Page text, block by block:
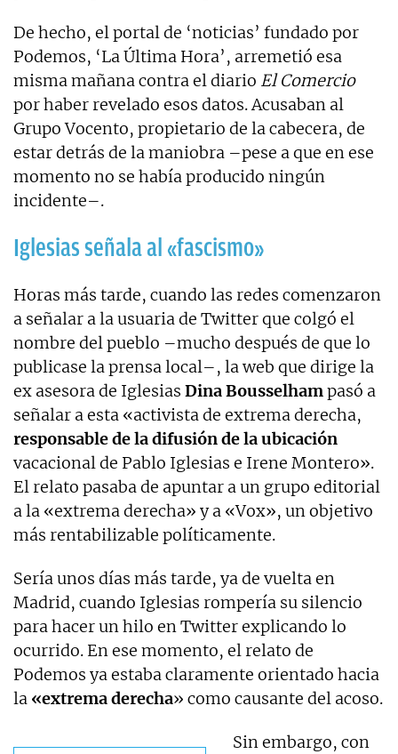
De hecho, el portal de ‘noticias’ fundado por
Podemos, ‘La Última Hora’, arremetió esa
misma mañana contra el diario El Comercio
por haber revelado esos datos. Acusaban al
Grupo Vocento, propietario de la cabecera, de
estar detrás de la maniobra –pese a que en ese
momento no se había producido ningún
incidente–.
Iglesias señala al «fascismo»
Horas más tarde, cuando las redes comenzaron
a señalar a la usuaria de Twitter que colgó el
nombre del pueblo –mucho después de que lo
publicase la prensa local–, la web que dirige la
ex asesora de Iglesias Dina Bousselhampasó a
señalar a esta «activista de extrema derecha,
responsable de la difusión de la ubicación
vacacional de Pablo Iglesias e Irene Montero».
El relato pasaba de apuntar a un grupo editorial
a la «extrema derecha» y a «Vox», un objetivo
más rentabilizable políticamente.
Sería unos días más tarde, ya de vuelta en
Madrid, cuando Iglesias rompería su silencio
para hacer un hilo en Twitter explicando lo
ocurrido. En ese momento, el relato de
Podemos ya estaba claramente orientado hacia
la «extrema derecha» como causante del acoso.
Sin embargo, con